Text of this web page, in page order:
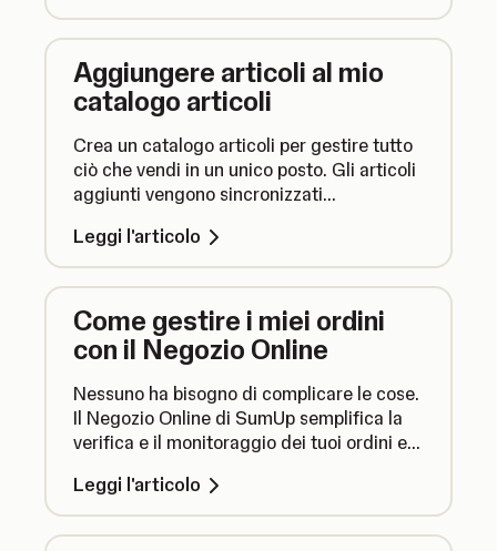
Aggiungere articoli al mio
catalogo articoli
Crea un catalogo articoli per gestire tutto
ciò che vendi in un unico posto. Gli articoli
aggiunti vengono sincronizzati
SumUp.
Leggi l'articolo
Come gestire i miei ordini
con il Negozio Online
Nessuno ha bisogno di complicare le cose.
Il Negozio Online di SumUp semplifica la
verifica e il monitoraggio dei tuoi ordini e
Leggi l'articolo